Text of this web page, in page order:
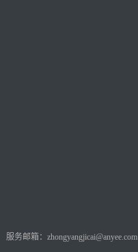
服务邮箱：zhongyangjicai@anyee.com